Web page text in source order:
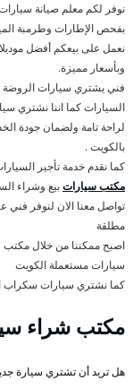
نوفر لكم معلم صيانة
بفحص الإطارات وطرمبة
نعمل على بيعكم أفضل
وبأسعار مميزة.
فني يشتري سيارات الروضة
السيارات كما اننا نشتري
لراحة تامة ولضمان جودة
بالكويت .
كما نقدم خدمة تأجير
مكتب سياراتبيع وشراء
تواصل معنا الان لنوفر فني
مطلقة
اصبح ممكننا من خلال مكتب
سيارات مستعملة الكويت
كما نشتري سيارات سكراب
مكتب شراء
هل تريد أن تشتري سيارة